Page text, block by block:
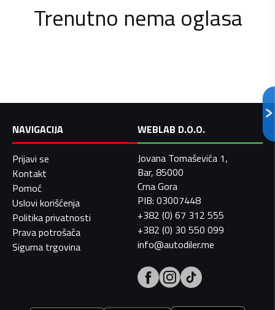
Trenutno nema oglasa
NAVIGACIJA
Prijavi se
Kontakt
Pomoć
Uslovi korišćenja
Politika privatnosti
Prava potrošača
Sigurna trgovina
WEBLAB D.O.O.
Jovana Tomaševića 1,
Bar, 85000
Crna Gora
PIB: 03007448
+382 (0) 67 312 555
+382 (0) 30 550 099
info@autodiler.me